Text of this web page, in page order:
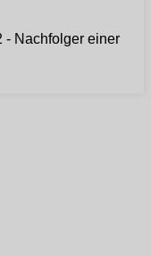
- Nachfolger einer